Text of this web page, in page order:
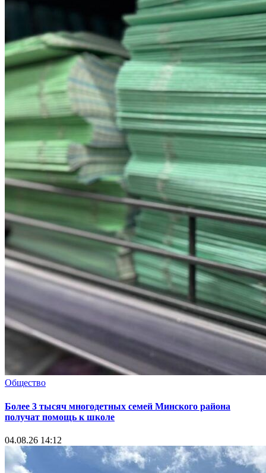
Общество
Более 3 тысяч многодетных семей Минского района
получат помощь к школе
04.08.26 14:12